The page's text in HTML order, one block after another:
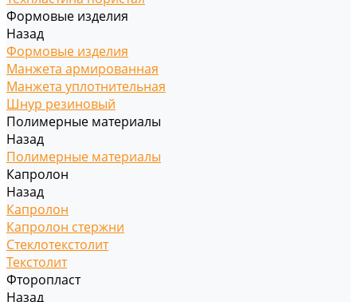
Формовые изделия
Назад
Формовые изделия
Манжета армированная
Манжета уплотнительная
Шнур резиновый
Полимерные материалы
Назад
Полимерные материалы
Капролон
Назад
Капролон
Капролон стержни
Стеклотекстолит
Текстолит
Фторопласт
Назад